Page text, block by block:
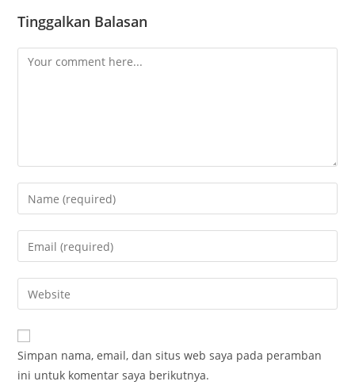
Tinggalkan Balasan
Comment
Enter
your
name
comment
Enter
your
email
address
comment
Enter
your
website
URL
(optional)
Simpan nama, email, dan situs web saya pada peramban
ini untuk komentar saya berikutnya.